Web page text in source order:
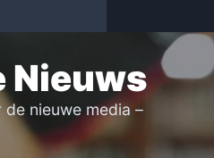
Nieuws
nieuwe media –